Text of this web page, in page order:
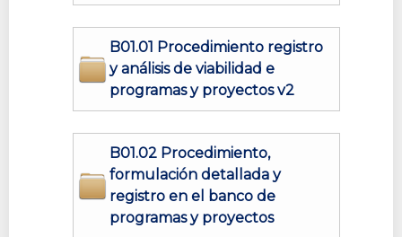
B01.01 Procedimiento registro
y análisis de viabilidad e
programas y proyectos v2
B01.02 Procedimiento,
formulación detallada y
registro en el banco de
programas y proyectos